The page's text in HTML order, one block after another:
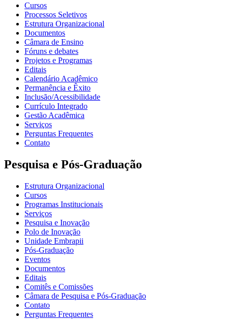
Cursos
Processos Seletivos
Estrutura Organizacional
Documentos
Câmara de Ensino
Fóruns e debates
Projetos e Programas
Editais
Calendário Acadêmico
Permanência e Êxito
Inclusão/Acessibilidade
Currículo Integrado
Gestão Acadêmica
Serviços
Perguntas Frequentes
Contato
Pesquisa e Pós-Graduação
Estrutura Organizacional
Cursos
Programas Institucionais
Serviços
Pesquisa e Inovação
Polo de Inovação
Unidade Embrapii
Pós-Graduação
Eventos
Documentos
Editais
Comitês e Comissões
Câmara de Pesquisa e Pós-Graduação
Contato
Perguntas Frequentes